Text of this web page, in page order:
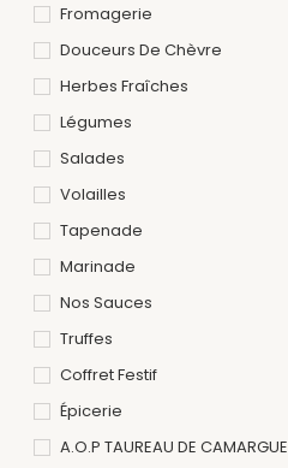
Fromagerie
Douceurs De Chèvre
Herbes Fraîches
Légumes
Salades
Volailles
Tapenade
Marinade
Nos Sauces
Truffes
Coffret Festif
Épicerie
A.O.P TAUREAU DE CAMARGUE